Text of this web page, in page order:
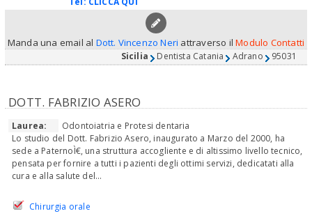
Manda una email al Dott. Vincenzo Neri attraverso ilModulo Contatti
Sicilia Dentista Catania Adrano 95031
DOTT. FABRIZIO ASERO
Laurea:
Odontoiatria e Protesi dentaria
Lo studio del Dott. Fabrizio Asero, inaugurato a Marzo del 2000, ha
sede a PaternoÌ€, una struttura accogliente e di altissimo livello tecnico,
pensata per fornire a tutti i pazienti degli ottimi servizi, dedicatati alla
cura e alla salute del...
Chirurgia orale